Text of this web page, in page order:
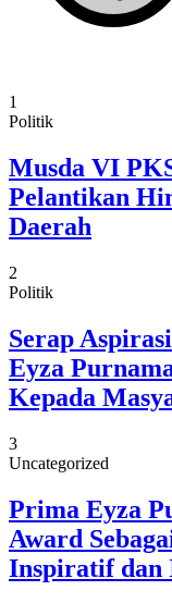
1
Politik
Musda VI
Pelantikan
Daerah
2
Politik
Serap
Eyza
Kepada
3
Uncategorized
Prima Eyza
Award
Inspiratif dan